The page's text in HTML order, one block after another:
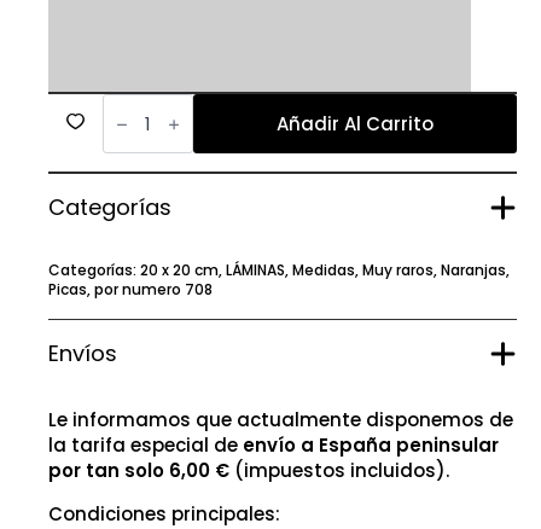
708
cantidad Añadir Al Carrito
Categorías
Categorías: 20 x 20 cm,LÁMINAS,Medidas,Muy raros,Naranjas,
Picas,por numero 708
Envíos
Le informamos que actualmente disponemos de
la tarifa especial de envío a España peninsular
por tan solo 6,00 € (impuestos incluidos).
Condiciones principales: